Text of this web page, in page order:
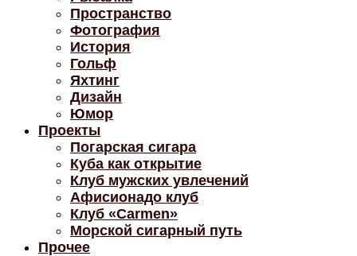
Пространство
Фотография
История
Гольф
Яхтинг
Дизайн
Юмор
Проекты
Погарская сигара
Куба как открытие
Клуб мужских увлечений
Афисионадо клуб
Клуб «Carmen»
Морской сигарный путь
Прочее